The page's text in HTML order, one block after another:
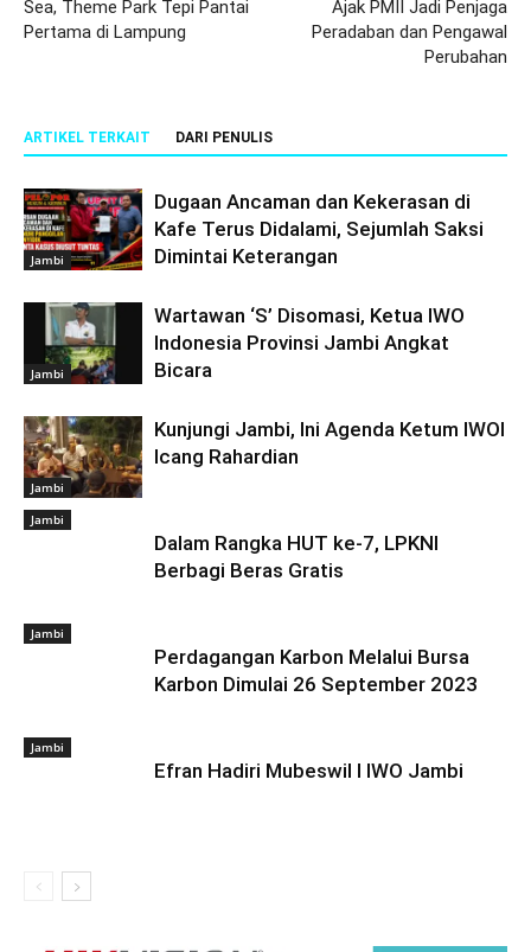
Sea, Theme Park Tepi Pantai
Pertama di Lampung
Ajak PMII Jadi Penjaga
Peradaban dan Pengawal
Perubahan
ARTIKEL TERKAIT DARI PENULIS
Jambi
Dugaan Ancaman dan Kekerasan di
Kafe Terus Didalami, Sejumlah Saksi
Dimintai Keterangan
Jambi
Wartawan ‘S’ Disomasi, Ketua IWO
Indonesia Provinsi Jambi Angkat
Bicara
Jambi
Kunjungi Jambi, Ini Agenda Ketum IWOI
Icang Rahardian
Jambi
Dalam Rangka HUT ke-7, LPKNI
Berbagi Beras Gratis
Jambi
Perdagangan Karbon Melalui Bursa
Karbon Dimulai 26 September 2023
Jambi
Efran Hadiri Mubeswil I IWO Jambi